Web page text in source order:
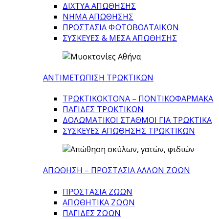
ΔΙΧΤΥΑ ΑΠΩΘΗΣΗΣ
ΝΗΜΑ ΑΠΩΘΗΣΗΣ
ΠΡΟΣΤΑΣΙΑ ΦΩΤΟΒΟΛΤΑΙΚΩΝ
ΣΥΣΚΕΥΕΣ & ΜΕΣΑ ΑΠΩΘΗΣΗΣ
ΑΝΤΙΜΕΤΩΠΙΣΗ ΤΡΩΚΤΙΚΩΝ
ΤΡΩΚΤΙΚΟΚΤΟΝΑ – ΠΟΝΤΙΚΟΦΑΡΜΑΚA
ΠΑΓΙΔΕΣ ΤΡΩΚΤΙΚΩΝ
ΔΟΛΩΜΑΤΙΚΟΙ ΣΤΑΘΜΟΙ ΓΙΑ ΤΡΩΚΤΙΚΑ
ΣΥΣΚΕΥΕΣ ΑΠΩΘΗΣΗΣ ΤΡΩΚΤΙΚΩΝ
ΑΠΩΘΗΣΗ – ΠΡΟΣΤΑΣΙΑ ΑΛΛΩΝ ΖΩΩΝ
ΠΡΟΣΤΑΣΙΑ ΖΩΩΝ
ΑΠΩΘΗΤΙΚΑ ΖΩΩΝ
ΠΑΓΙΔΕΣ ΖΩΩΝ